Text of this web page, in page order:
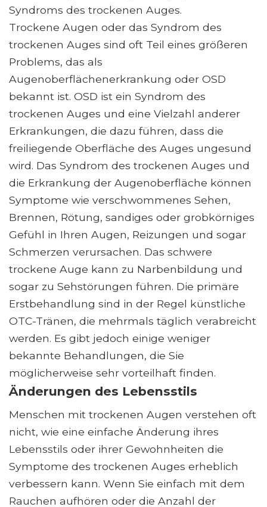
Syndroms des trockenen Auges.
Trockene Augen oder das Syndrom des
trockenen Auges sind oft Teil eines größeren
Problems, das als
Augenoberflächenerkrankung oder OSD
bekannt ist. OSD ist ein Syndrom des
trockenen Auges und eine Vielzahl anderer
Erkrankungen, die dazu führen, dass die
freiliegende Oberfläche des Auges ungesund
wird. Das Syndrom des trockenen Auges und
die Erkrankung der Augenoberfläche können
Symptome wie verschwommenes Sehen,
Brennen, Rötung, sandiges oder grobkörniges
Gefühl in Ihren Augen, Reizungen und sogar
Schmerzen verursachen. Das schwere
trockene Auge kann zu Narbenbildung und
sogar zu Sehstörungen führen. Die primäre
Erstbehandlung sind in der Regel künstliche
OTC-Tränen, die mehrmals täglich verabreicht
werden. Es gibt jedoch einige weniger
bekannte Behandlungen, die Sie
möglicherweise sehr vorteilhaft finden.
Änderungen des Lebensstils
Menschen mit trockenen Augen verstehen oft
nicht, wie eine einfache Änderung ihres
Lebensstils oder ihrer Gewohnheiten die
Symptome des trockenen Auges erheblich
verbessern kann. Wenn Sie einfach mit dem
Rauchen aufhören oder die Anzahl der